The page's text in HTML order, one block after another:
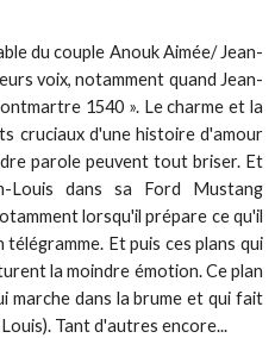
du couple Anouk Aimée/ Jean-
voix, notamment quand Jean-
1540 ». Le charme et la
cruciaux d'une histoire d'amour
parole peuvent tout briser. Et
Louis dans sa Ford Mustang
lorsqu'il prépare ce qu'il
Et puis ces plans qui
la moindre émotion. Ce plan
marche dans la brume et qui fait
Tant d'autres encore...